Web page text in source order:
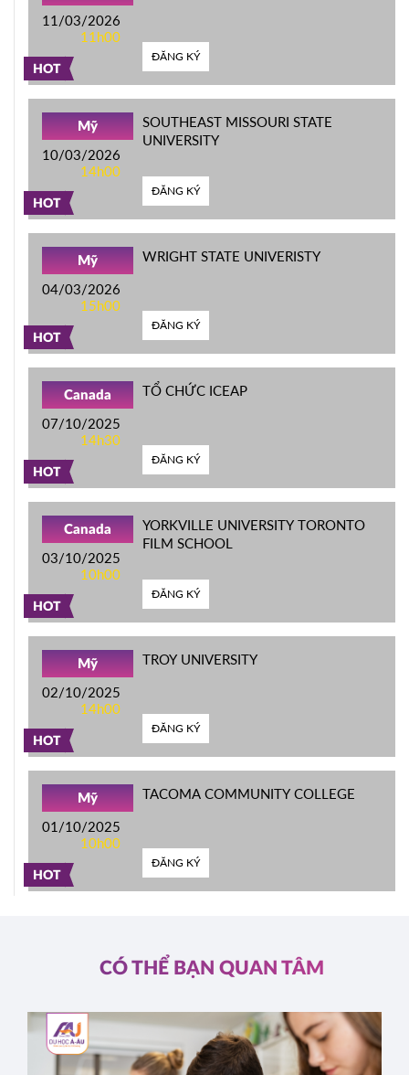
HOT
11/03/2026
11h00
ĐĂNG KÝ
HOT
Mỹ
10/03/2026
14h00
SOUTHEAST MISSOURI STATE
UNIVERSITY
ĐĂNG KÝ
HOT
Mỹ
04/03/2026
15h00
WRIGHT STATE UNIVERISTY
ĐĂNG KÝ
HOT
Canada
07/10/2025
14h30
TỔ CHỨC ICEAP
ĐĂNG KÝ
HOT
Canada
03/10/2025
10h00
YORKVILLE UNIVERSITY TORONTO
FILM SCHOOL
ĐĂNG KÝ
HOT
Mỹ
02/10/2025
14h00
TROY UNIVERSITY
ĐĂNG KÝ
HOT
Mỹ
01/10/2025
10h00
TACOMA COMMUNITY COLLEGE
ĐĂNG KÝ
CÓ THỂ BẠN QUAN TÂM